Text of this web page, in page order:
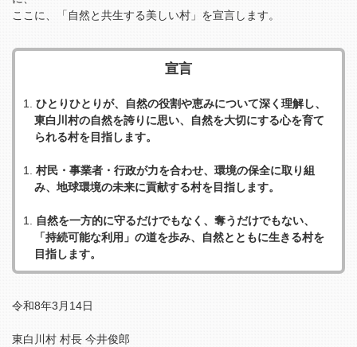
ここに、「自然と共生する美しい村」を宣言します。
宣言
ひとりひとりが、自然の役割や恵みについて深く理解し、
東白川村の自然を誇りに思い、自然を大切にする心を育て
られる村を目指します。
村民・事業者・行政が力を合わせ、環境の保全に取り組
み、地球環境の未来に貢献する村を目指します。
自然を一方的に守るだけでもなく、奪うだけでもない、
「持続可能な利用」の道を歩み、自然とともに生きる村を
目指します。
令和8年3月14日
東白川村 村長 今井俊郎